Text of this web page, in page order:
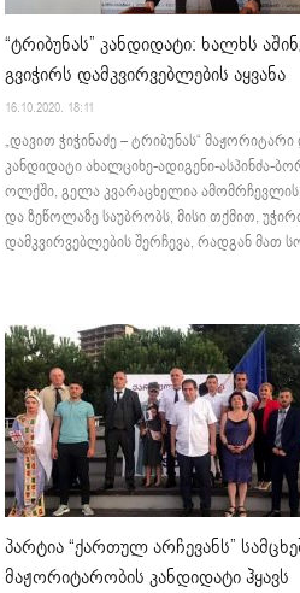
“ტრიბუნას” კანდიდატი: ხალხს
გვიჭირს დამკვირვებლების აყვანა
16.10.2020. 18:11
„დავით ჭიჭინაძე – ტრიბუნას“
კანდიდატი ახალციხე-ადიგენი-ასპინძა-
ოლქში, გელა კვარაცხელია ამომრჩევლის
და ზეწოლაზე საუბრობს, მისი თქმით,
დამკვირვებლების შერჩევა, რადგან მათ
პარტია “ქართულ არჩევანს”
მაჟორიტარობის კანდიდატი ჰყავს